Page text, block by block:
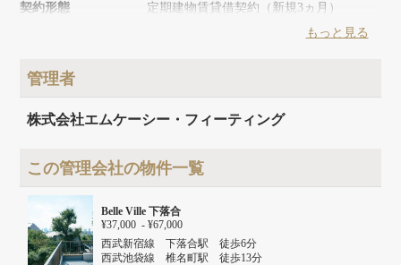
契約形態
定期建物賃貸借契約（新規3ヵ月）
建物面積
建物構造
もっと見る
管理者
株式会社エムケーシー・フィーティング
この管理会社の物件一覧
Belle Ville 下落合
¥37,000 - ¥67,000
西武新宿線 下落合駅 徒歩6分
西武池袋線 椎名町駅 徒歩13分